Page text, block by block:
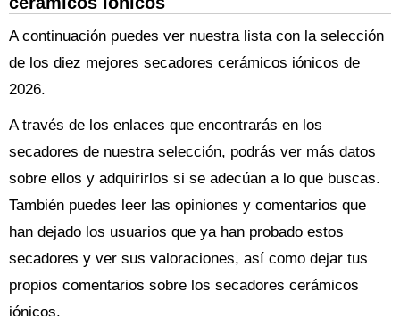
A continuación puedes ver nuestra lista con la selección
de los diez mejores secadores cerámicos iónicos de
2026.
A través de los enlaces que encontrarás en los
secadores de nuestra selección, podrás ver más datos
sobre ellos y adquirirlos si se adecúan a lo que buscas.
También puedes leer las opiniones y comentarios que
han dejado los usuarios que ya han probado estos
secadores y ver sus valoraciones, así como dejar tus
propios comentarios sobre los secadores cerámicos
iónicos.